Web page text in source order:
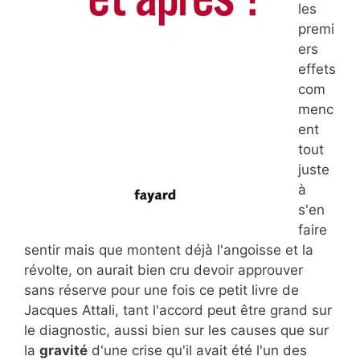
les
premi
ers
effets
com
menc
ent
tout
juste
à
s'en
faire
sentir mais que montent déjà l'angoisse et la
révolte, on aurait bien cru devoir approuver
sans réserve pour une fois ce petit livre de
Jacques Attali, tant l'accord peut être grand sur
le diagnostic, aussi bien sur les causes que sur
la gravité d'une crise qu'il avait été l'un des